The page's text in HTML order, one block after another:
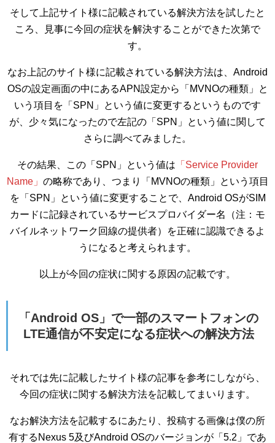
そして上記サイト様に記載されている解決方法を試したと
ころ、見事に今回の症状を解決することができた次第で
す。
なお上記のサイト様に記載されている解決方法は、Android
OSの設定画面の中にあるAPN設定から「MVNOの種類」と
いう項目を「SPN」という値に変更するというものです
が、少々気になったので左記の「SPN」という値に関して
さらに調べてみました。
その結果、この「SPN」という値は 「Service Provider
Name」 の略称であり、つまり「MVNOの種類」という項目
を「SPN」という値に変更することで、Android OSがSIM
カードに記録されているサービスプロバイダー名（注：モ
バイルネットワーク回線の提供者）を正確に認識できるよ
うになると考えられます。
以上が今回の症状に関する原因の記載です。
「Android OS」で一部のスマートフォンの
LTE通信が不安定になる症状への解決方法
それでは先に記載したサイト様の記事を参考にしながら、
今回の症状に関する解決方法を記載してまいります。
なお解決方法を記載するにあたり、投稿する画像は僕の所
有するNexus 5及びAndroid OSのバージョンが「5.2」であ